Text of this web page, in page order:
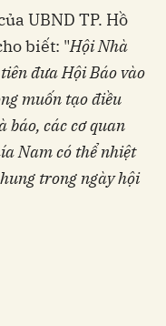
UBND TP. Hồ
biết: "Hội Nhà
đưa Hội Báo vào
muốn tạo điều
báo, các cơ quan
Nam có thể nhiệt
trong ngày hội